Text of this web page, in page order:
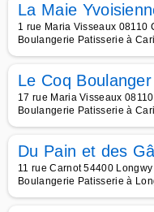
La Maie
1 rue Maria Visseaux 08110
Boulangerie Patisserie à
Le Coq Boulanger
17 rue Maria Visseaux
Boulangerie Patisserie à
Du Pain et des
11 rue Carnot 54400
Boulangerie Patisserie à